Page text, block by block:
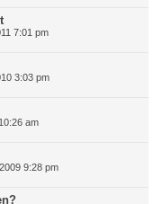
7:01 pm
3:03 pm
am
9:28 pm